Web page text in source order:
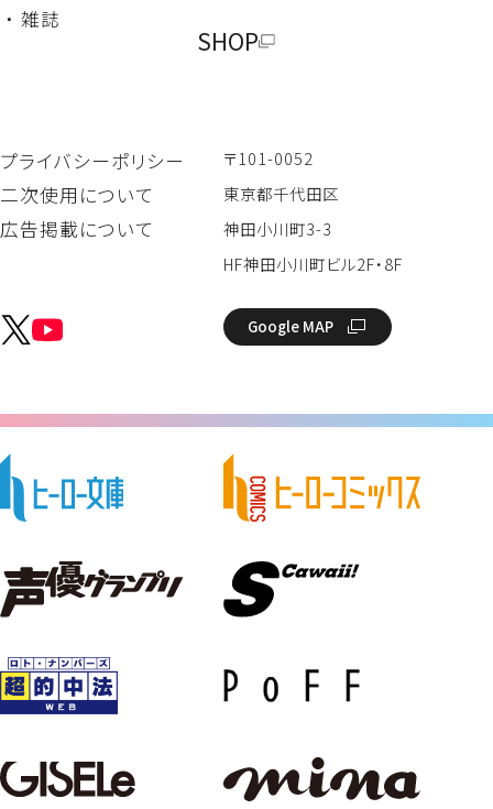
プライバシーポリシー
二次使用について
広告掲載について
〒101-0052
東京都千代田区
神田小川町3-3
HF神田小川町ビル2F・8F
Google MAP
・ 雑誌
SHOP